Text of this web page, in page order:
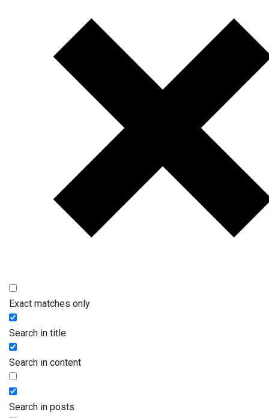
Exact matches only
Search in title
Search in content
Search in posts